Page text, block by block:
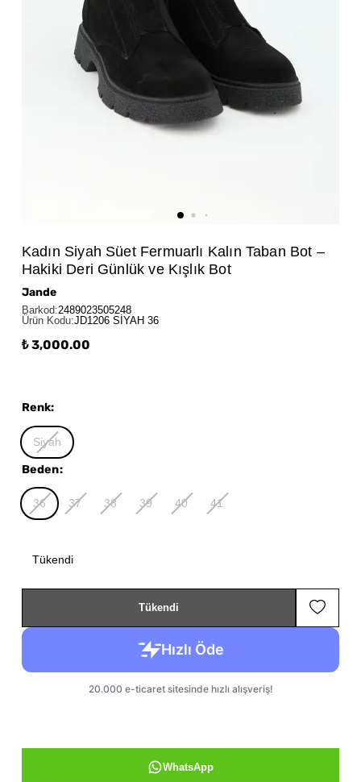
Kadın Siyah Süet Fermuarlı Kalın Taban Bot –
Hakiki Deri Günlük ve Kışlık Bot
Jande
Barkod:2489023505248
Ürün Kodu:JD1206 SİYAH 36
₺ 3,000.00
Renk:
Siyah
Beden:
36 37 38 39 40 41
Tükendi
Tükendi
WhatsApp